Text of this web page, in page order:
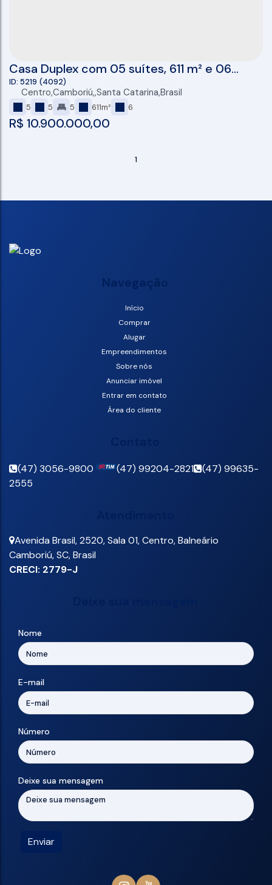
Casa Duplex com 05 suítes, 611 m² e 06
vagas à venda no condomínio fechado
Reserva Golf Camboriú
R$ 10.900.000,00
5219 (4092)
Centro,Camboriú ,Santa Catarina,Brasil
5 5 5 611m² 6
1
Navegação
Início
Comprar
Alugar
Empreendimentos
Sobre nós
Anunciar imóvel
Entrar em contato
Área do cliente
(47) 3056-9800 (47) 99204-2821
(47) 99635-
2555
Avenida Brasil,2520,Sala 01,Centro,Balneário
Camboriú,SC,Brasil
CRECI: 2779-J
Nome
E-mail
Número
Deixe sua mensagem